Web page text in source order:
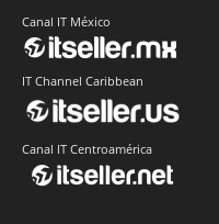
Canal IT México
IT Channel Caribbean
Canal IT Centroamérica